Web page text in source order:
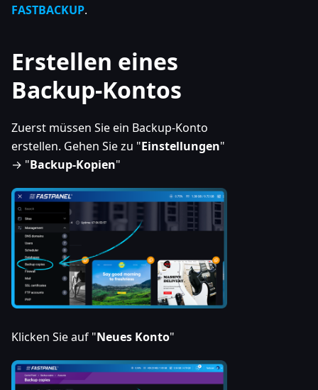
FASTBACKUP.
Erstellen eines
Backup-Kontos
Zuerst müssen Sie ein Backup-Konto
erstellen. Gehen Sie zu "Einstellungen"
→ "Backup-Kopien"
Klicken Sie auf "Neues Konto"